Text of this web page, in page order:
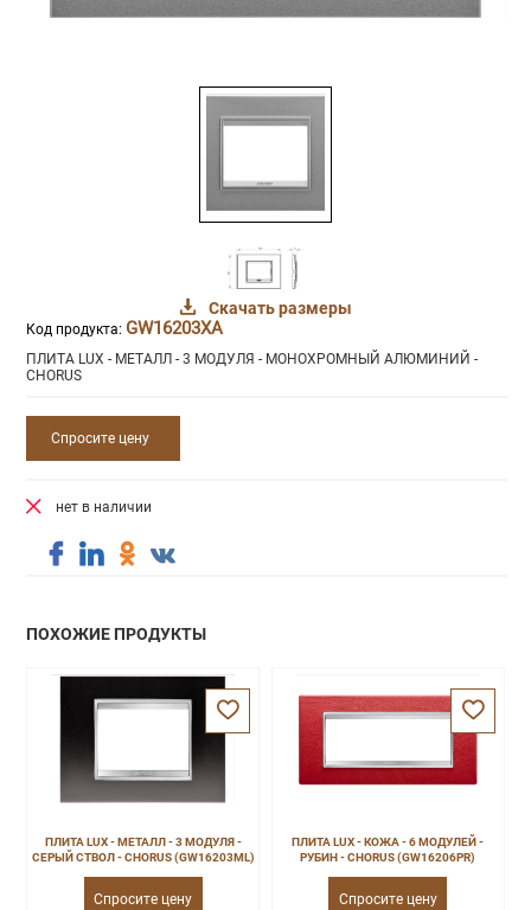
Скачать размеры
Код продукта: GW16203XA
ПЛИТА LUX - МЕТАЛЛ - 3 МОДУЛЯ - МОНОХРОМНЫЙ АЛЮМИНИЙ -
CHORUS
Спросите цену
нет в наличии
ПОХОЖИЕ ПРОДУКТЫ
ПЛИТА LUX - МЕТАЛЛ - 3 МОДУЛЯ -
СЕРЫЙ СТВОЛ - CHORUS (GW16203ML)
Спросите цену
ПЛИТА LUX - КОЖА - 6 МОДУЛЕЙ -
РУБИН - CHORUS (GW16206PR)
Спросите цену